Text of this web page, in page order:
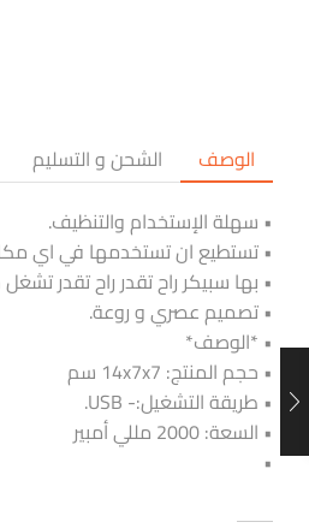
الوصف الشحن و التسليم
• سهلة الإستخدام والتنظيف.
• تستطيع ان تستخدمها في اي
• بها سبيكر راح تقدر راح تقدر
• تصميم عصري و روعة.
• *الوصف*
• حجم المنتج: 14x7x7 سم
• طريقة التشغيل:- USB.
• السعة: 2000 مللي أمبير
•